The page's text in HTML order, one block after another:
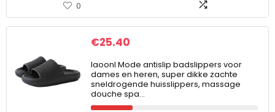
0
€25.40
laoonl Mode antislip badslippers voor
dames en heren, super dikke zachte
sneldrogende huisslippers, massage
douche spa…